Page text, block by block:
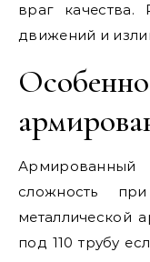
враг качества.
движений и
Армированный
сложность
металлической
под 110 трубу